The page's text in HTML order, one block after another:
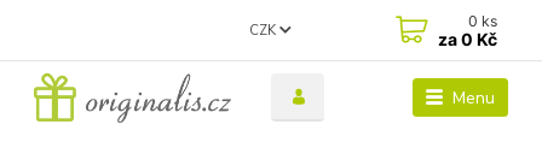
Menu
CZK 0 ks
za0 Kč